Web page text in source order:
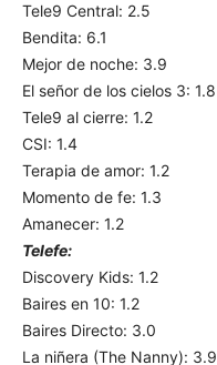
Tele9 Central: 2.5
Bendita: 6.1
Mejor de noche: 3.9
El señor de los cielos 3: 1.8
Tele9 al cierre: 1.2
CSI: 1.4
Terapia de amor: 1.2
Momento de fe: 1.3
Amanecer: 1.2
Telefe:
Discovery Kids: 1.2
Baires en 10: 1.2
Baires Directo: 3.0
La niñera (The Nanny): 3.9